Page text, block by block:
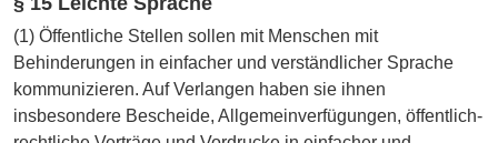
(1) Öffentliche Stellen sollen mit Menschen mit
Behinderungen in einfacher und verständlicher Sprache
kommunizieren. Auf Verlangen haben sie ihnen
insbesondere Bescheide, Allgemeinverfügungen, öffentlich-